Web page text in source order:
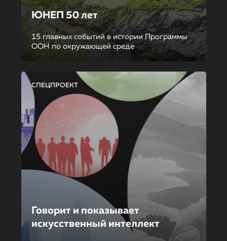
ЮНЕП 50 лет
15 главных событий в истории Программы
ООН по окружающей среде
СПЕЦПРОЕКТ
Говорит и показывает
искусственный интеллект